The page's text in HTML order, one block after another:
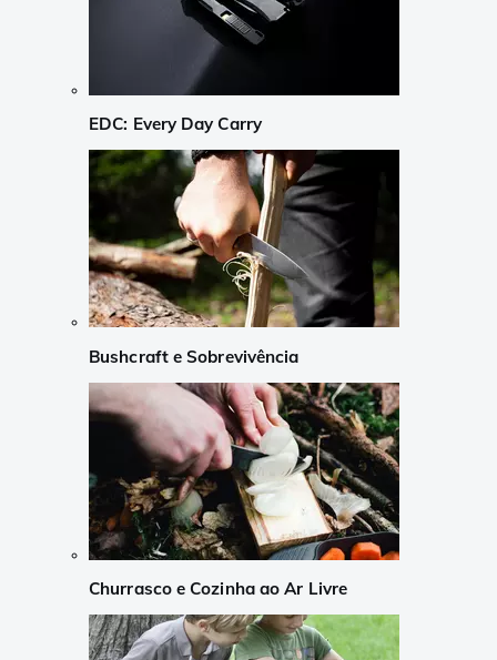
EDC: Every Day Carry
Bushcraft e Sobrevivência
Churrasco e Cozinha ao Ar Livre